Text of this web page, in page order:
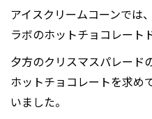
アイスクリームコーンでは
ラボのホットチョコレート
夕方のクリスマスパレード
ホットチョコレートを求め
いました。